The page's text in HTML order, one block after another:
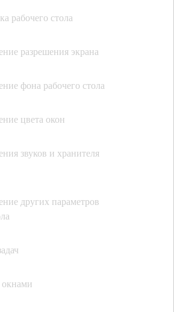
рабочего стола
разрешения экрана
фона рабочего стола
цвета окон
звуков и хранителя
других параметров
окнами